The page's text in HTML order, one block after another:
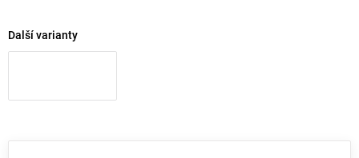
Další varianty